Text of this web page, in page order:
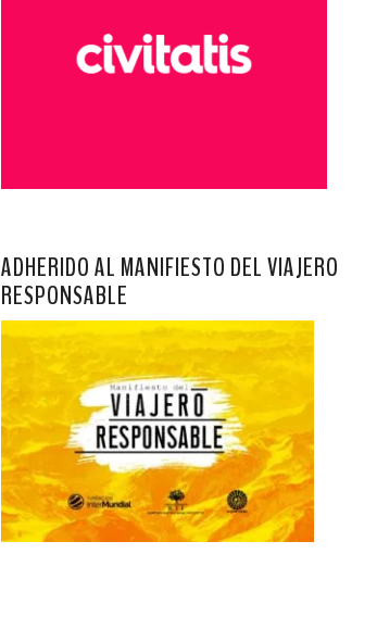
ADHERIDO AL MANIFIESTO DEL VIAJERO
RESPONSABLE